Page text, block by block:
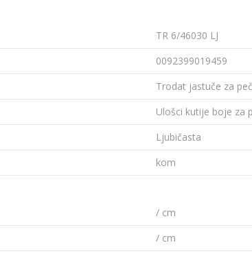
TR 6/46030 LJ
0092399019459
Trodat jastuče za
Ulošci kutije boje za
Ljubičasta
kom
/ cm
/ cm